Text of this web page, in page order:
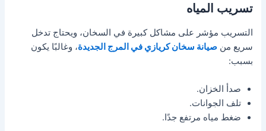
تسريب المياه
التسريب مؤشر على مشاكل كبيرة في السخان، ويحتاج تدخل
سريع منصيانة سخان كريازي في المرج الجديدة، وغالبًا يكون
بسبب:
صدأ الخزان.
تلف الجوانات.
ضغط مياه مرتفع جدًا.